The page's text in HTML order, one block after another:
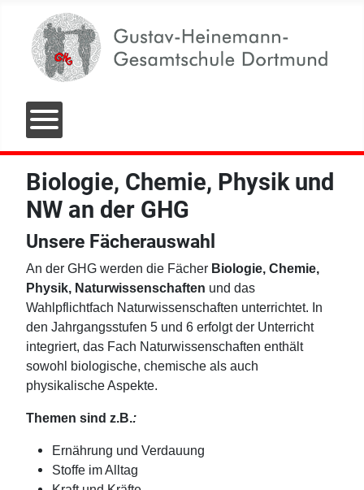
Biologie, Chemie, Physik und
NW an der GHG
Unsere Fächerauswahl
An der GHG werden die Fächer Biologie, Chemie,
Physik, Naturwissenschaften und das
Wahlpflichtfach Naturwissenschaften unterrichtet. In
den Jahrgangsstufen 5 und 6 erfolgt der Unterricht
integriert, das Fach Naturwissenschaften enthält
sowohl biologische, chemische als auch
physikalische Aspekte.
Themen sind z.B.:
Ernährung und Verdauung
Stoffe im Alltag